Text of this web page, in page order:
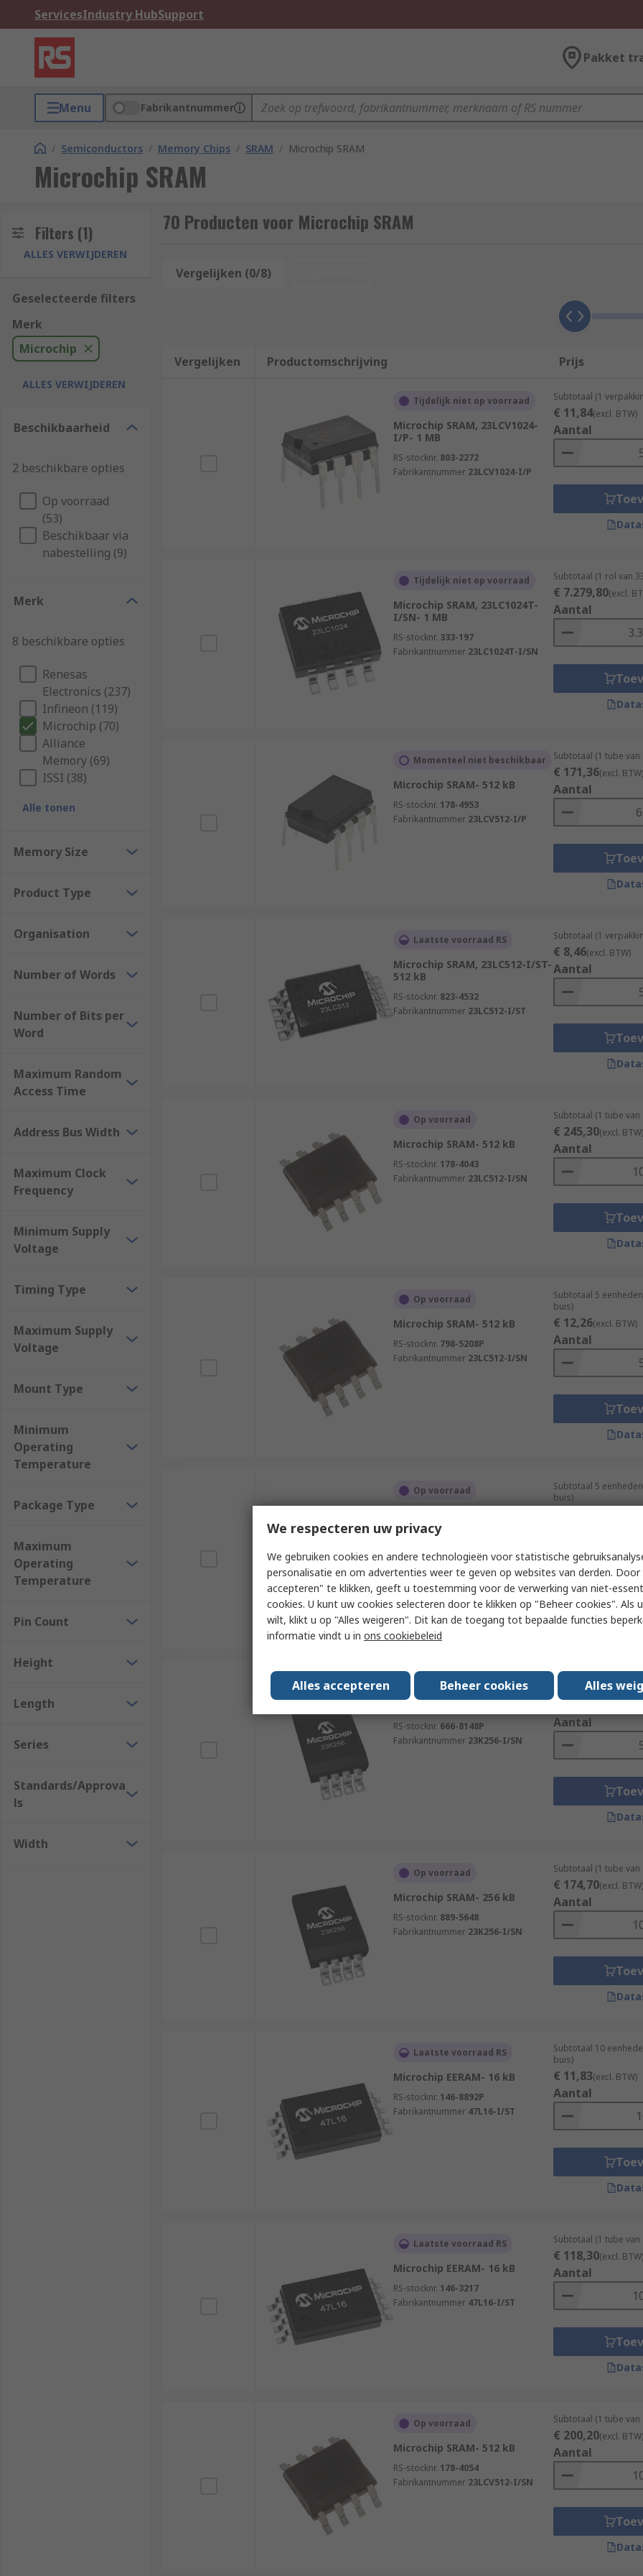
ServicesIndustry HubSupport
Pakket
Menu Fabrikantnummer
/ Semiconductors / Memory Chips / SRAM / Microchip SRAM
Microchip SRAM
Filters (1)
ALLES VERWIJDEREN
Geselecteerde filters
Merk
Microchip
ALLES VERWIJDEREN
Beschikbaarheid
2 beschikbare opties
Op voorraad
(53)
Beschikbaar via
nabestelling (9)
Merk
8 beschikbare opties
Renesas
Electronics (237)
Infineon (119)
Microchip (70)
Alliance
Memory (69)
ISSI (38)
Alle tonen
Memory Size
Product Type
Organisation
Number of Words
Number of Bits per
Word
Maximum Random
Access Time
Address Bus Width
Maximum Clock
Frequency
Minimum Supply
Voltage
Timing Type
Maximum Supply
Voltage
Mount Type
Minimum
Operating
Temperature
Package Type
Maximum
Operating
Temperature
Pin Count
Height
Length
Series
Standards/Approva
ls
Width
70 Producten voor Microchip SRAM
Vergelijken (0/8)
Vergelijken Productomschrijving Prijs
Tijdelijk niet op voorraad
Microchip SRAM, 23LCV1024-
I/P- 1 MB
RS-stocknr. 803-2272
Fabrikantnummer 23LCV1024-I/P
Subtotaal (1
€ 11,84(excl. BTW)
Aantal
Tijdelijk niet op voorraad
Microchip SRAM, 23LC1024T-
I/SN- 1 MB
RS-stocknr. 333-197
Fabrikantnummer 23LC1024T-I/SN
Subtotaal (1 rol van
€ 7.279,80(excl.
Aantal
Momenteel niet beschikbaar
Microchip SRAM- 512 kB
RS-stocknr. 178-4953
Fabrikantnummer 23LCV512-I/P
Subtotaal (1 tube van
€ 171,36(excl. BTW)
Aantal
Laatste voorraad RS
Microchip SRAM, 23LC512-I/ST-
512 kB
RS-stocknr. 823-4532
Fabrikantnummer 23LC512-I/ST
Subtotaal (1
€ 8,46(excl. BTW)
Aantal
Op voorraad
Microchip SRAM- 512 kB
RS-stocknr. 178-4043
Fabrikantnummer 23LC512-I/SN
Subtotaal (1 tube van
€ 245,30(excl. BTW)
Aantal
Op voorraad
Microchip SRAM- 512 kB
RS-stocknr. 798-5208P
Fabrikantnummer 23LC512-I/SN
Subtotaal 5
buis)
€ 12,26(excl. BTW)
Aantal
Op voorraad
RS-stocknr.803-2197P
Subtotaal 5
buis)
Op voorraad
RS-stocknr. 666-8148P
Fabrikantnummer 23K256-I/SN
Subtotaal 5 eenheden
€ 8,74
Aantal
Op voorraad
Microchip SRAM- 256 kB
RS-stocknr. 889-5648
Fabrikantnummer 23K256-I/SN
Subtotaal (1 tube van
€ 174,70(excl. BTW)
Aantal
Laatste voorraad RS
Microchip EERAM- 16 kB
RS-stocknr. 146-8892P
Fabrikantnummer 47L16-I/ST
Subtotaal 10
buis)
€ 11,83(excl. BTW)
Aantal
Laatste voorraad RS
Microchip EERAM- 16 kB
RS-stocknr. 146-3217
Fabrikantnummer 47L16-I/ST
Subtotaal (1 tube van
€ 118,30(excl. BTW)
Aantal
Op voorraad
Microchip SRAM- 512 kB
RS-stocknr. 178-4054
Fabrikantnummer 23LCV512-I/SN
Subtotaal (1 tube van
€ 200,20(excl. BTW)
Aantal
We respecteren uw privacy
We gebruiken cookies en andere technologieën voor statistische
personalisatie en om advertenties weer te geven op websites van derden. Door
accepteren" te klikken, geeft u toestemming voor de verwerking van niet-
cookies. U kunt uw cookies selecteren door te klikken op "Beheer cookies". Als
wilt, klikt u op "Alles weigeren". Dit kan de toegang tot bepaalde functies
informatie vindt u in ons cookiebeleid
Alles accepteren Beheer cookies Alles